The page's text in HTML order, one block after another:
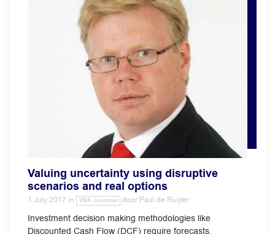
Valuing uncertainty using disruptive
scenarios and real options
1 July 2017 in VBA Journaal door Paul de Ruijter
Investment decision making methodologies like
Discounted Cash Flow (DCF) require forecasts.